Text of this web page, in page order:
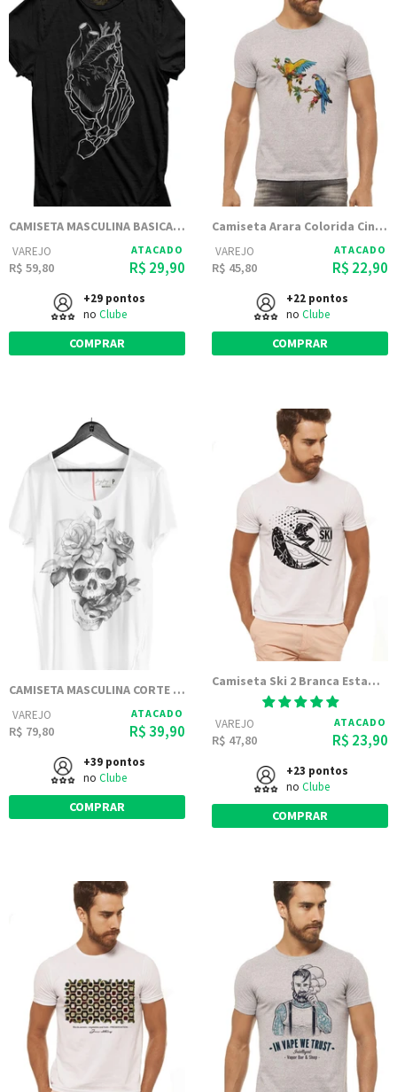
CAMISETA MASCULINA BASICA ESTAMPADA JAY JAY - HAND HEART
VAREJO
R$ 59,80
ATACADO
R$ 29,90
+29 pontos
no Clube
COMPRAR
Camiseta Arara Colorida Cinza Mescla Estampada
VAREJO
R$ 45,80
ATACADO
R$ 22,90
+22 pontos
no Clube
COMPRAR
CAMISETA MASCULINA CORTE A FIO ESTAMPADA JOSS - CAVEIRA FLOR
VAREJO
R$ 79,80
ATACADO
R$ 39,90
+39 pontos
no Clube
COMPRAR
Camiseta Ski 2 Branca Estampada
VAREJO
R$ 47,80
ATACADO
R$ 23,90
+23 pontos
no Clube
COMPRAR